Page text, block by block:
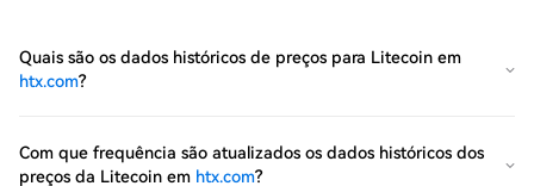
Quais são os dados históricos de preços para Litecoin em
htx.com?
Com que frequência são atualizados os dados históricos dos
preços da Litecoin em htx.com?